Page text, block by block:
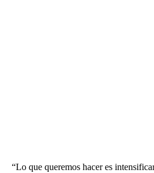
“Lo que queremos hacer es